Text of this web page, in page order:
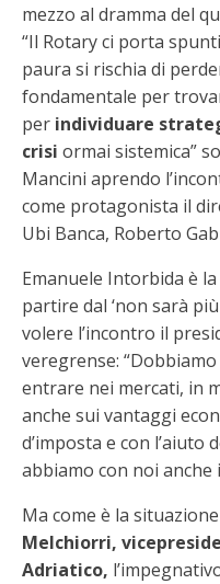
mezzo al dramma del
“Il Rotary ci porta
paura si rischia di
fondamentale per
per individuare
crisi ormai sistemica”
Mancini aprendo
come protagonista il
Ubi Banca, Roberto
Emanuele Intorbida è
partire dal ‘non sarà
volere l’incontro il
veregrense:
entrare nei mercati, in
anche sui vantaggi
d’imposta e con l’aiuto
abbiamo con noi anche
Ma come è la
Melchiorri,
Adriatico,